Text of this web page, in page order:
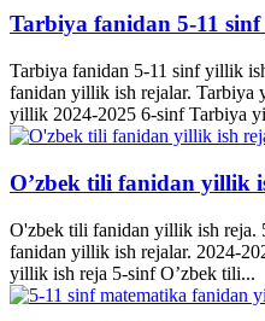
Tarbiya fanidan 5-11
Tarbiya fanidan 5-11 sinf yillik
fanidan yillik ish rejalar. Tarbiya
yillik 2024-2025 6-sinf Tarbiya
O’zbek tili fanidan yillik
O'zbek tili fanidan yillik ish reja.
fanidan yillik ish rejalar. 2024-
yillik ish reja 5-sinf O’zbek tili...